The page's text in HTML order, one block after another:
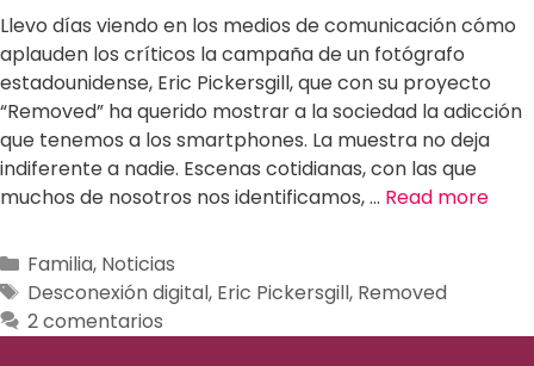
Llevo días viendo en los medios de comunicación cómo
aplauden los críticos la campaña de un fotógrafo
estadounidense, Eric Pickersgill, que con su proyecto
“Removed” ha querido mostrar a la sociedad la adicción
que tenemos a los smartphones. La muestra no deja
indiferente a nadie. Escenas cotidianas, con las que
muchos de nosotros nos identificamos, … Read more
Familia, Noticias
Desconexión digital, Eric Pickersgill, Removed
2 comentarios